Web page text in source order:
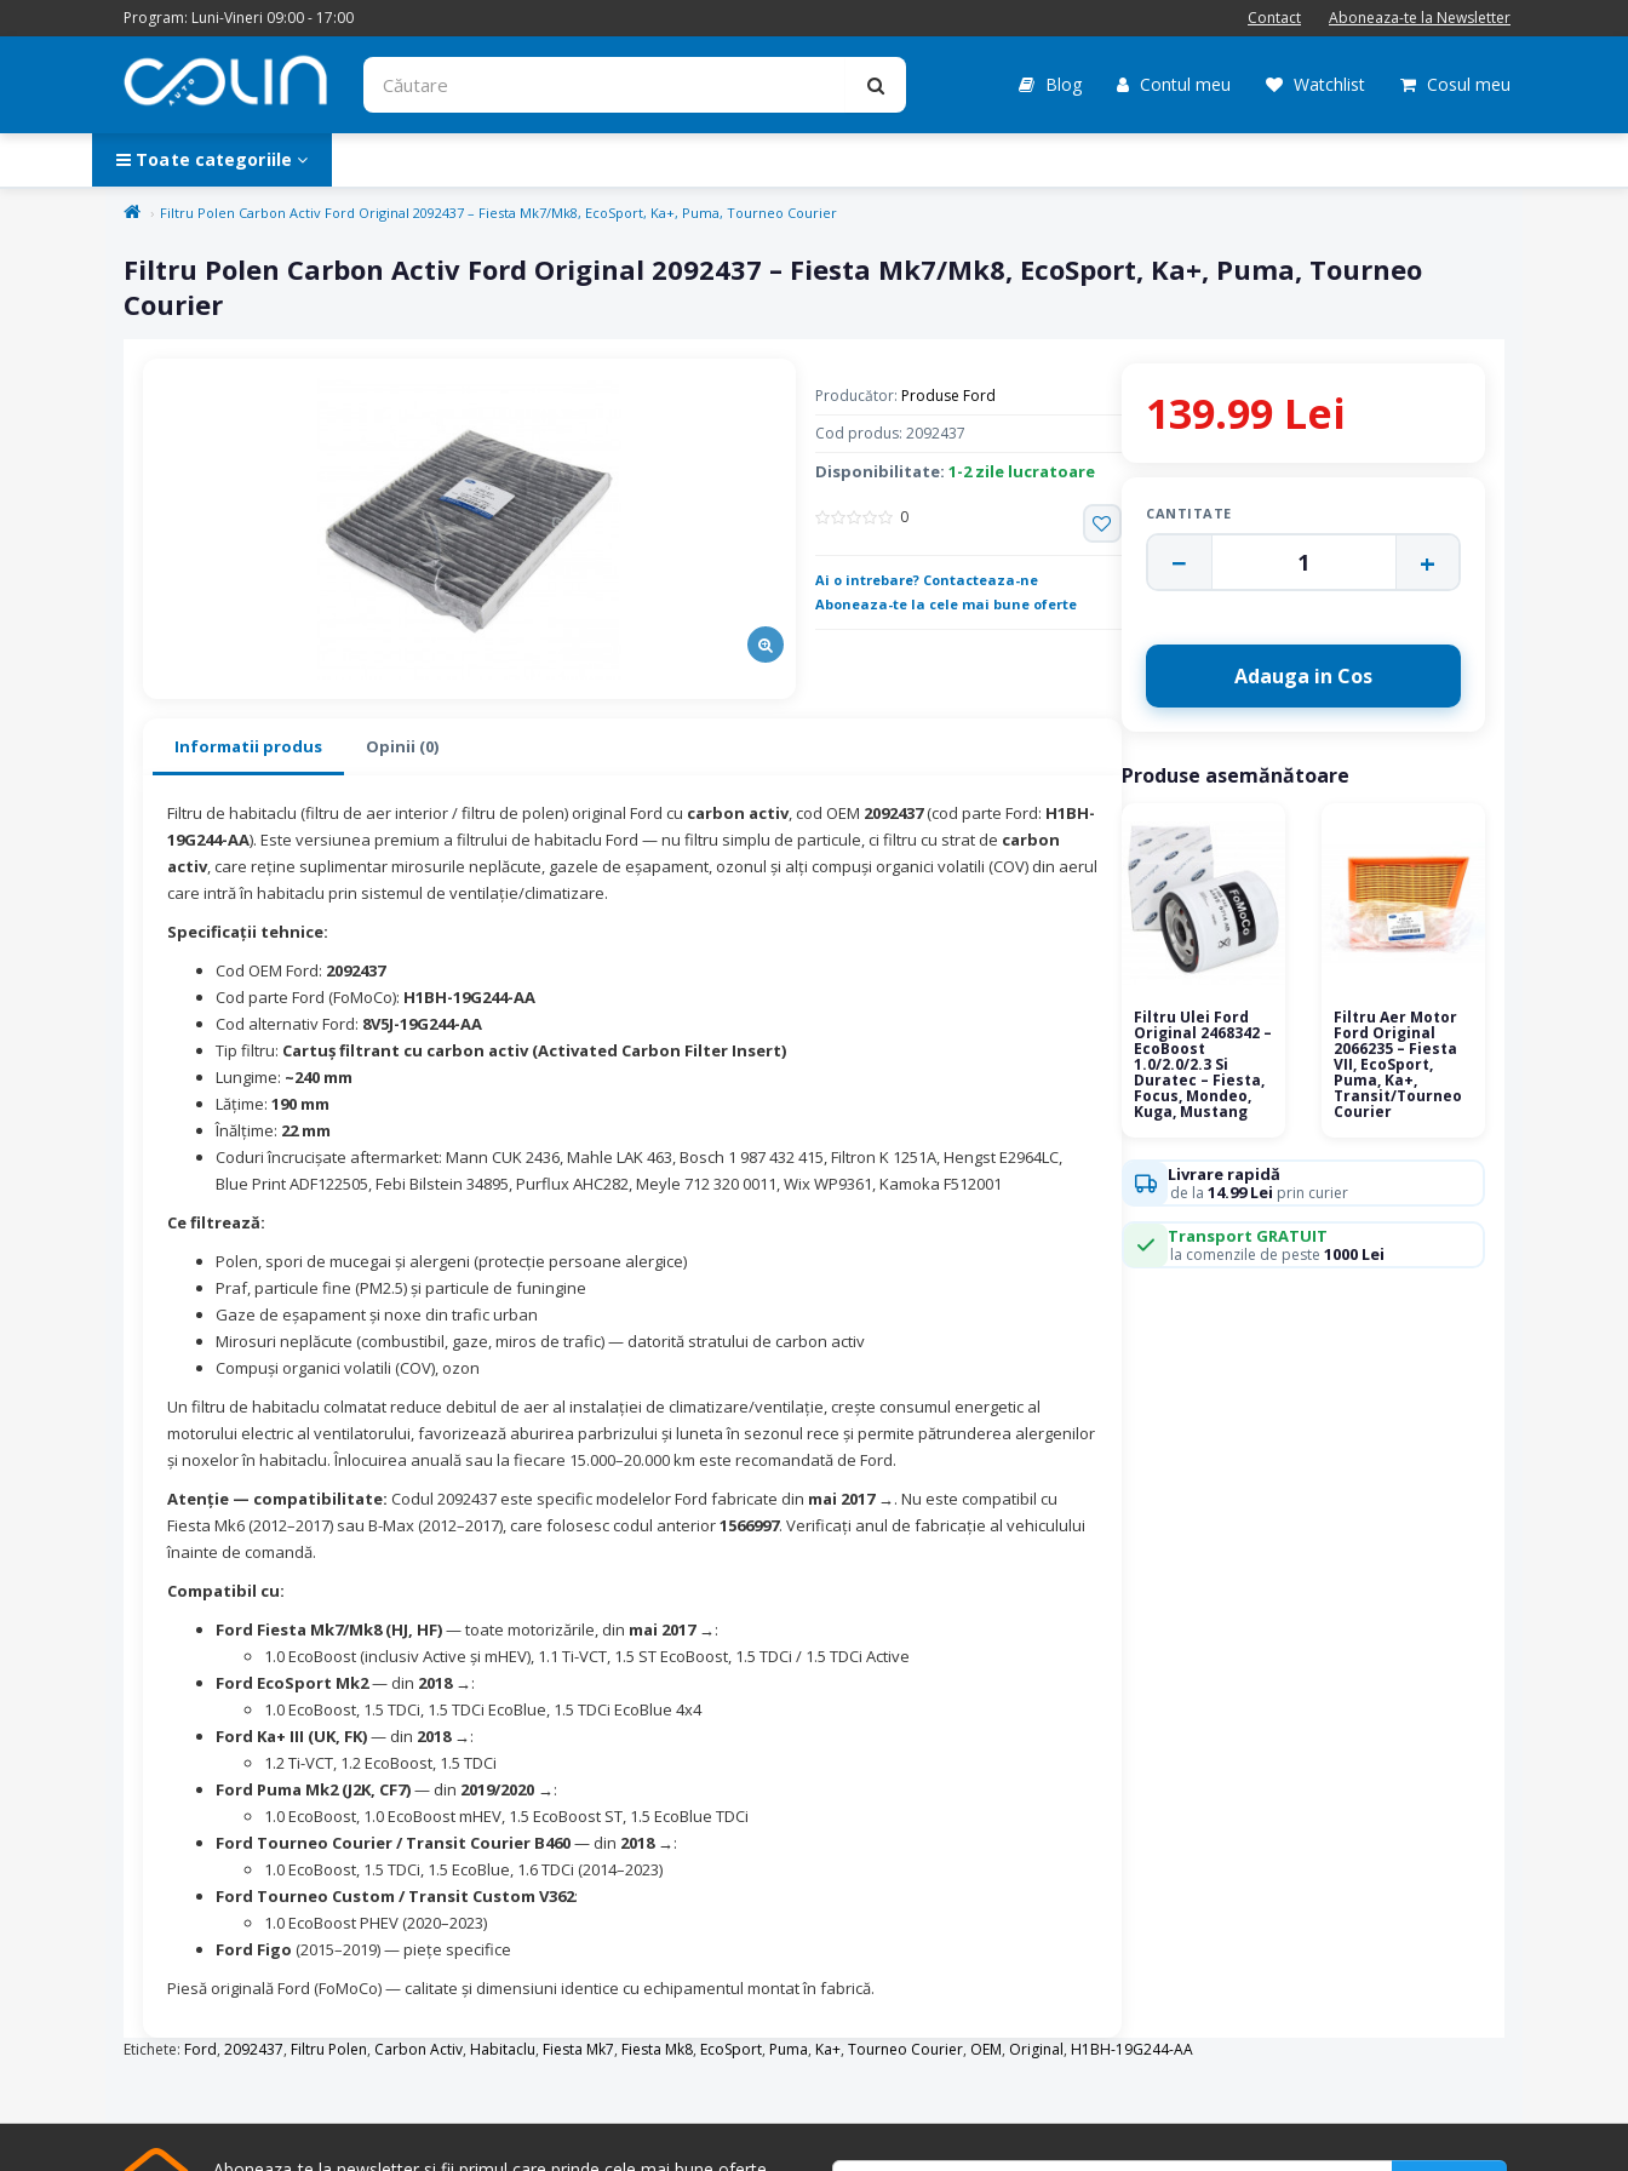
Program: Luni-Vineri 09:00 - 17:00 Contact Aboneaza-te la Newsletter
Blog Contul meu Watchlist Cosul meu
Toate categoriile
Filtru Polen Carbon Activ Ford Original 2092437 – Fiesta Mk7/Mk8, EcoSport, Ka+, Puma, Tourneo Courier
Filtru Polen Carbon Activ Ford Original 2092437 – Fiesta Mk7/Mk8, EcoSport, Ka+, Puma, Tourneo
Courier
Producător: Produse Ford
Cod produs: 2092437
Disponibilitate: 1-2 zile lucratoare
0
Ai o intrebare? Contacteaza-ne
Aboneaza-te la cele mai bune oferte
Informatii produs Opinii (0)
Filtru de habitaclu (filtru de aer interior / filtru de polen) original Ford cu carbon activ, cod OEM 2092437(cod parte Ford: H1BH-
19G244-AA). Este versiunea premium a filtrului de habitaclu Ford — nu filtru simplu de particule, ci filtru cu strat de carbon
activ, care reține suplimentar mirosurile neplăcute, gazele de eșapament, ozonul și alți compuși organici volatili (COV) din aerul
care intră în habitaclu prin sistemul de ventilație/climatizare.
Specificații tehnice:
Cod OEM Ford: 2092437
Cod parte Ford (FoMoCo): H1BH-19G244-AA
Cod alternativ Ford: 8V5J-19G244-AA
Tip filtru: Cartuș filtrant cu carbon activ (Activated Carbon Filter Insert)
Lungime: ~240 mm
Lățime: 190 mm
Înălțime: 22 mm
Coduri încrucișate aftermarket: Mann CUK 2436, Mahle LAK 463, Bosch 1 987 432 415, Filtron K 1251A, Hengst E2964LC,
Blue Print ADF122505, Febi Bilstein 34895, Purflux AHC282, Meyle 712 320 0011, Wix WP9361, Kamoka F512001
Ce filtrează:
Polen, spori de mucegai și alergeni (protecție persoane alergice)
Praf, particule fine (PM2.5) și particule de funingine
Gaze de eșapament și noxe din trafic urban
Mirosuri neplăcute (combustibil, gaze, miros de trafic) — datorită stratului de carbon activ
Compuși organici volatili (COV), ozon
Un filtru de habitaclu colmatat reduce debitul de aer al instalației de climatizare/ventilație, crește consumul energetic al
motorului electric al ventilatorului, favorizează aburirea parbrizului și luneta în sezonul rece și permite pătrunderea alergenilor
și noxelor în habitaclu. Înlocuirea anuală sau la fiecare 15.000–20.000 km este recomandată de Ford.
Atenție — compatibilitate: Codul 2092437 este specific modelelor Ford fabricate din mai 2017 →. Nu este compatibil cu
Fiesta Mk6 (2012–2017) sau B-Max (2012–2017), care folosesc codul anterior1566997. Verificați anul de fabricație al vehiculului
înainte de comandă.
Compatibil cu:
Ford Fiesta Mk7/Mk8 (HJ, HF)— toate motorizările, din mai 2017 →:
1.0 EcoBoost (inclusiv Active și mHEV), 1.1 Ti-VCT, 1.5 ST EcoBoost, 1.5 TDCi / 1.5 TDCi Active
Ford EcoSport Mk2— din 2018 →:
1.0 EcoBoost, 1.5 TDCi, 1.5 TDCi EcoBlue, 1.5 TDCi EcoBlue 4x4
Ford Ka+ III (UK, FK)— din 2018 →:
1.2 Ti-VCT, 1.2 EcoBoost, 1.5 TDCi
Ford Puma Mk2 (J2K, CF7)— din 2019/2020 →:
1.0 EcoBoost, 1.0 EcoBoost mHEV, 1.5 EcoBoost ST, 1.5 EcoBlue TDCi
Ford Tourneo Courier / Transit Courier B460— din 2018 →:
1.0 EcoBoost, 1.5 TDCi, 1.5 EcoBlue, 1.6 TDCi (2014–2023)
Ford Tourneo Custom / Transit Custom V362:
1.0 EcoBoost PHEV (2020–2023)
Ford Figo (2015–2019) — piețe specifice
Piesă originală Ford (FoMoCo) — calitate și dimensiuni identice cu echipamentul montat în fabrică.
139.99 Lei
CANTITATE
− 1 +
Adauga in Cos
Produse asemănătoare
Filtru Ulei Ford
Original 2468342 –
EcoBoost
1.0/2.0/2.3 Si
Duratec – Fiesta,
Focus, Mondeo,
Kuga, Mustang
Filtru Aer Motor
Ford Original
2066235 – Fiesta
VII, EcoSport,
Puma, Ka+,
Transit/Tourneo
Courier
Livrare rapidă
de la 14.99 Lei prin curier
Transport GRATUIT
la comenzile de peste 1000 Lei
Etichete: Ford, 2092437, Filtru Polen, Carbon Activ, Habitaclu, Fiesta Mk7, Fiesta Mk8, EcoSport, Puma, Ka+, Tourneo Courier, OEM, Original, H1BH-19G244-AA